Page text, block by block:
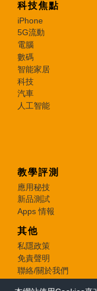
科技焦點
iPhone
5G流動
電腦
數碼
智能家居
科技
汽車
人工智能
教學評測
應用秘技
新品測試
Apps 情報
其他
私隱政策
免責聲明
聯絡/關於我們